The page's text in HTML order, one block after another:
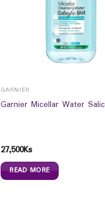
GARNIER
Garnier Micellar Water
27,500Ks
READ MORE